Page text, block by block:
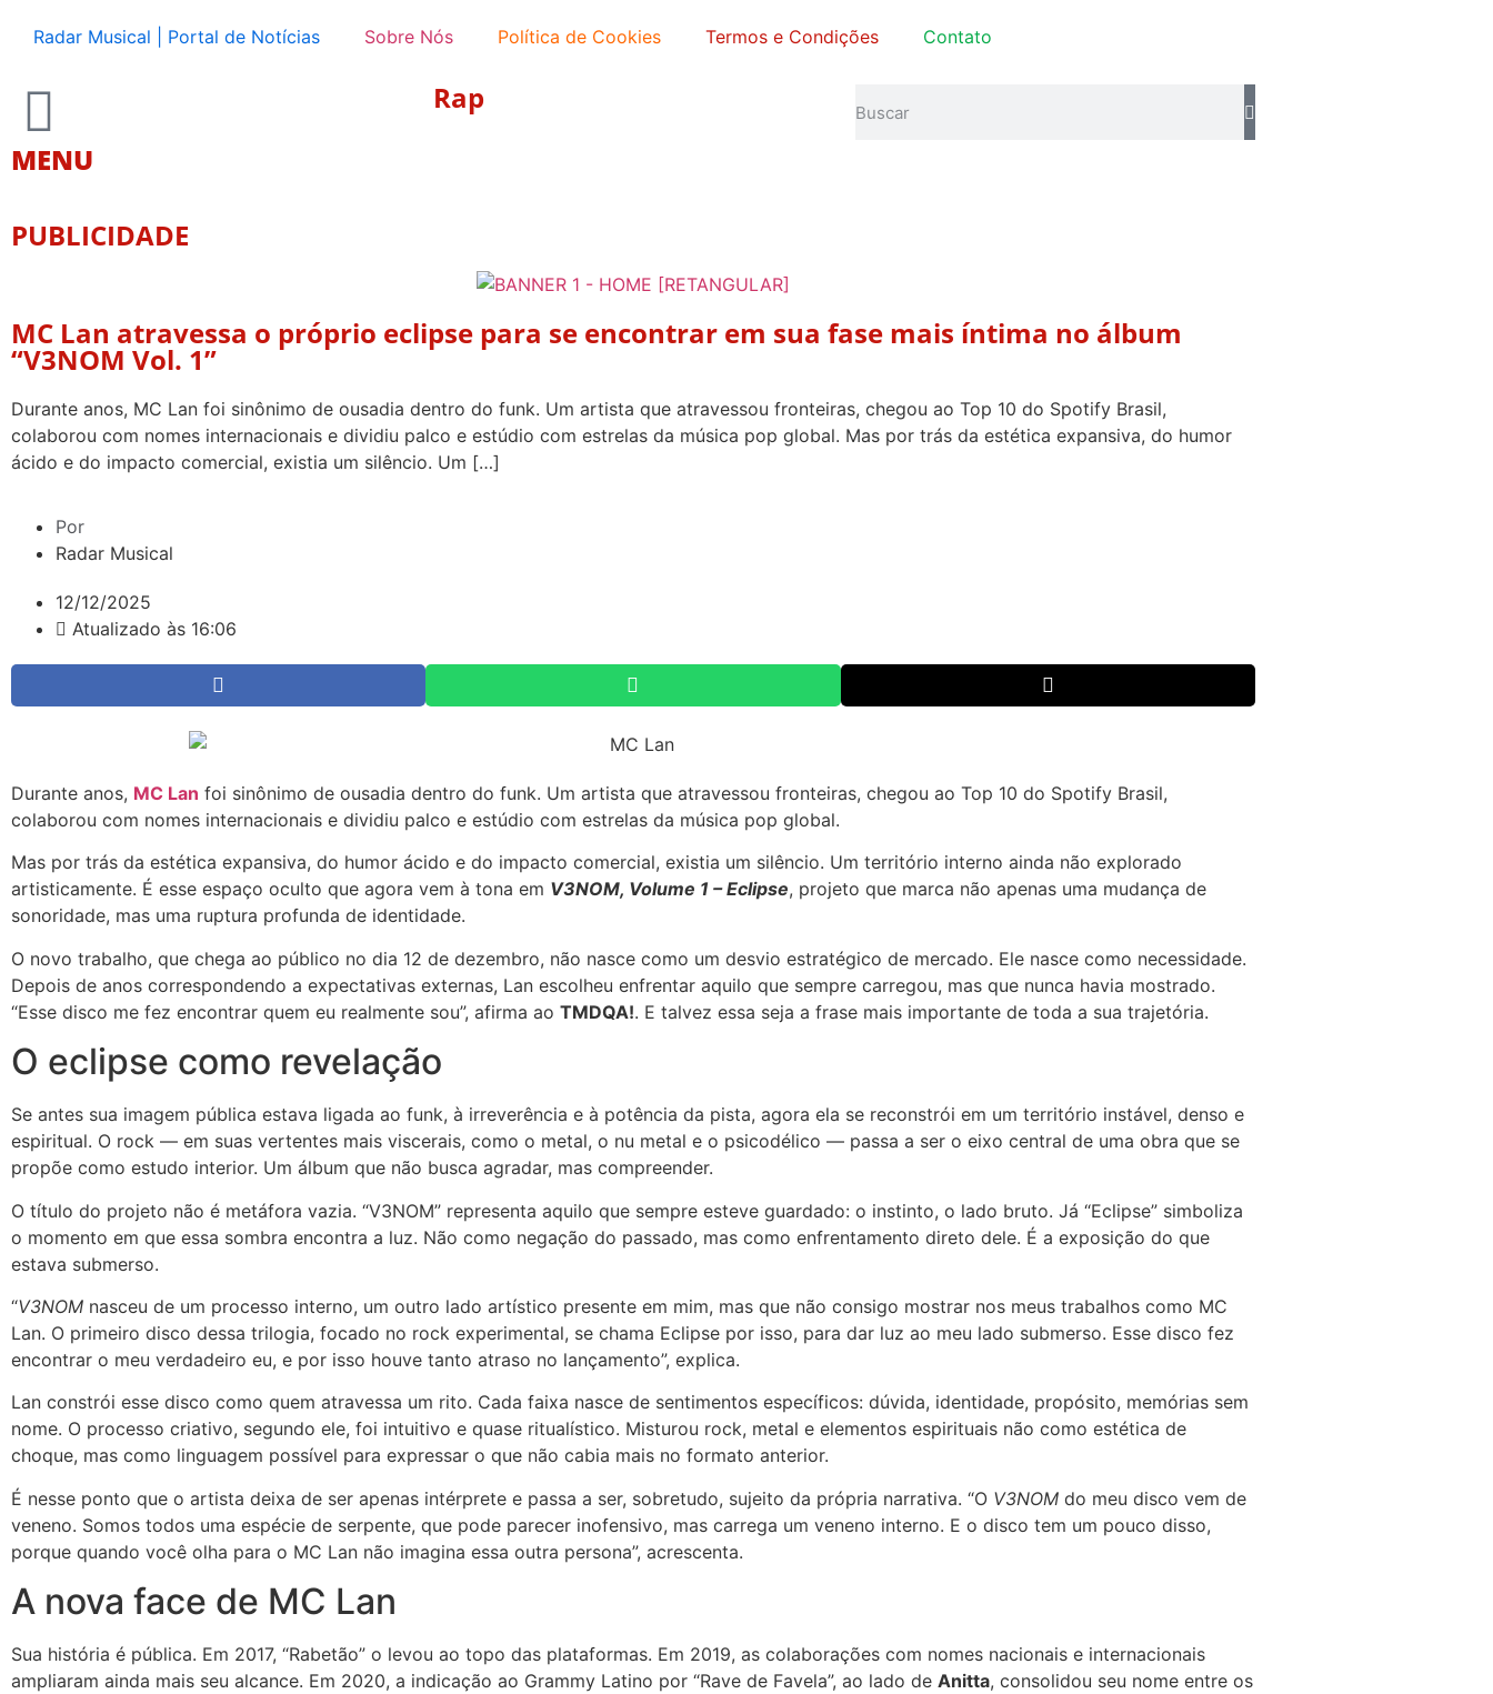
Radar Musical | Portal de Notícias Sobre Nós Política de Cookies Termos e Condições Contato
MENU
Rap
PUBLICIDADE
MC Lan atravessa o próprio eclipse para se encontrar em sua fase mais íntima no álbum
“V3NOM Vol. 1”
Durante anos, MC Lan foi sinônimo de ousadia dentro do funk. Um artista que atravessou fronteiras, chegou ao Top 10 do Spotify Brasil,
colaborou com nomes internacionais e dividiu palco e estúdio com estrelas da música pop global. Mas por trás da estética expansiva, do humor
ácido e do impacto comercial, existia um silêncio. Um […]
Por
Radar Musical
12/12/2025
Atualizado às 16:06
Durante anos, MC Lan foi sinônimo de ousadia dentro do funk. Um artista que atravessou fronteiras, chegou ao Top 10 do Spotify Brasil,
colaborou com nomes internacionais e dividiu palco e estúdio com estrelas da música pop global.
Mas por trás da estética expansiva, do humor ácido e do impacto comercial, existia um silêncio. Um território interno ainda não explorado
artisticamente. É esse espaço oculto que agora vem à tona em V3NOM, Volume 1 – Eclipse, projeto que marca não apenas uma mudança de
sonoridade, mas uma ruptura profunda de identidade.
O novo trabalho, que chega ao público no dia 12 de dezembro, não nasce como um desvio estratégico de mercado. Ele nasce como necessidade.
Depois de anos correspondendo a expectativas externas, Lan escolheu enfrentar aquilo que sempre carregou, mas que nunca havia mostrado.
“Esse disco me fez encontrar quem eu realmente sou”, afirma ao TMDQA!. E talvez essa seja a frase mais importante de toda a sua trajetória.
O eclipse como revelação
Se antes sua imagem pública estava ligada ao funk, à irreverência e à potência da pista, agora ela se reconstrói em um território instável, denso e
espiritual. O rock — em suas vertentes mais viscerais, como o metal, o nu metal e o psicodélico — passa a ser o eixo central de uma obra que se
propõe como estudo interior. Um álbum que não busca agradar, mas compreender.
O título do projeto não é metáfora vazia. “V3NOM” representa aquilo que sempre esteve guardado: o instinto, o lado bruto. Já “Eclipse” simboliza
o momento em que essa sombra encontra a luz. Não como negação do passado, mas como enfrentamento direto dele. É a exposição do que
estava submerso.
“V3NOM nasceu de um processo interno, um outro lado artístico presente em mim, mas que não consigo mostrar nos meus trabalhos como MC
Lan. O primeiro disco dessa trilogia, focado no rock experimental, se chama Eclipse por isso, para dar luz ao meu lado submerso. Esse disco fez
encontrar o meu verdadeiro eu, e por isso houve tanto atraso no lançamento”, explica.
Lan constrói esse disco como quem atravessa um rito. Cada faixa nasce de sentimentos específicos: dúvida, identidade, propósito, memórias sem
nome. O processo criativo, segundo ele, foi intuitivo e quase ritualístico. Misturou rock, metal e elementos espirituais não como estética de
choque, mas como linguagem possível para expressar o que não cabia mais no formato anterior.
É nesse ponto que o artista deixa de ser apenas intérprete e passa a ser, sobretudo, sujeito da própria narrativa. “O V3NOM do meu disco vem de
veneno. Somos todos uma espécie de serpente, que pode parecer inofensivo, mas carrega um veneno interno. E o disco tem um pouco disso,
porque quando você olha para o MC Lan não imagina essa outra persona”, acrescenta.
A nova face de MC Lan
Sua história é pública. Em 2017, “Rabetão” o levou ao topo das plataformas. Em 2019, as colaborações com nomes nacionais e internacionais
ampliaram ainda mais seu alcance. Em 2020, a indicação ao Grammy Latino por “Rave de Favela”, ao lado de Anitta, consolidou seu nome entre os